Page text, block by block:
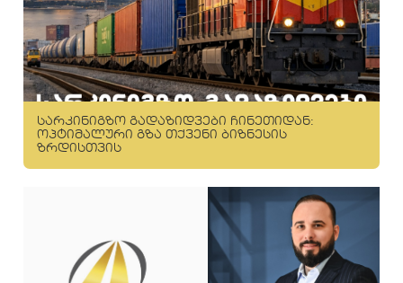
სარკინიგზო გადაზიდვები ჩინეთიდან:
ოპტიმალური გზა თქვენი ბიზნესის
ზრდისთვის